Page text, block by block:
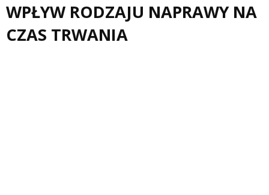
WPŁYW RODZAJU NAPRAWY NA
CZAS TRWANIA